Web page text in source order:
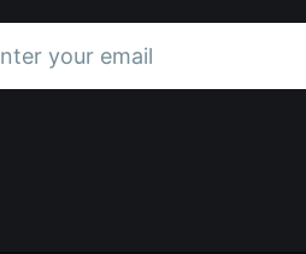
your email